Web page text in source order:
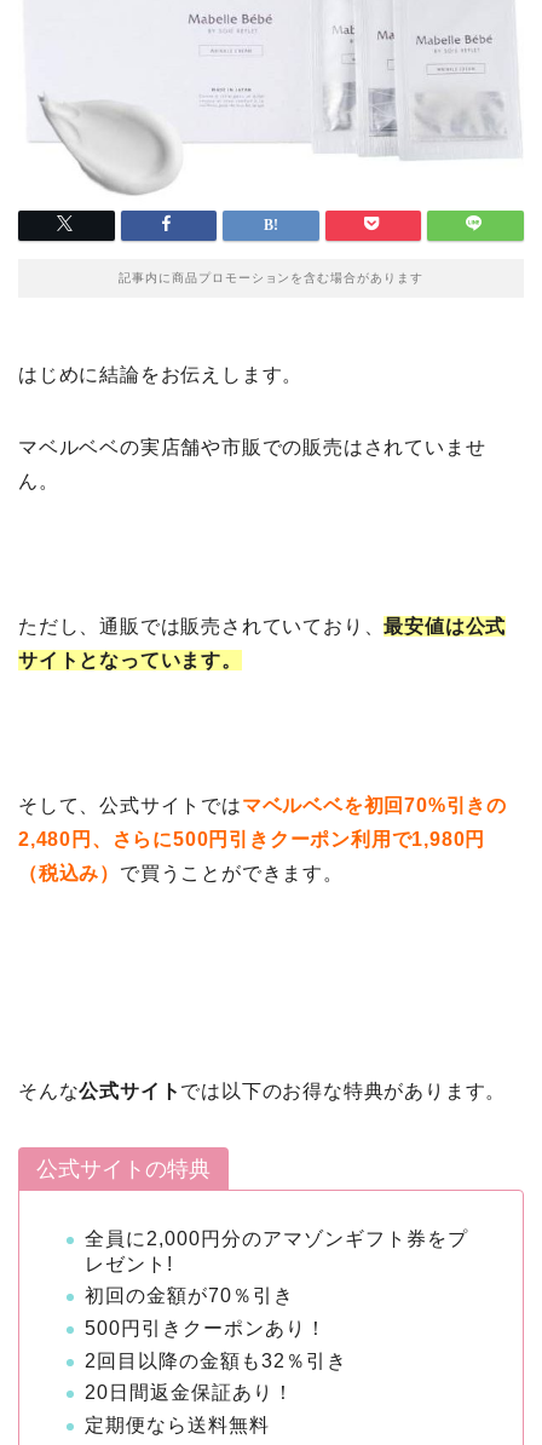
記事内に商品プロモーションを含む場合があります
はじめに結論をお伝えします。
マベルベベの実店舗や市販での販売はされていませ
ん。
ただし、通販では販売されていており、最安値は公式
サイトとなっています。
そして、公式サイトではマベルベベを初回70%引きの
2,480円、さらに500円引きクーポン利用で1,980円
（税込み） で買うことができます。
そんな公式サイト では以下のお得な特典があります。
公式サイトの特典
全員に2,000円分のアマゾンギフト券をプ
レゼント!
初回の金額が70％引き
500円引きクーポンあり！
2回目以降の金額も32％引き
20日間返金保証あり！
定期便なら送料無料